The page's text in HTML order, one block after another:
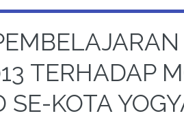
TERHADAP
KOTA